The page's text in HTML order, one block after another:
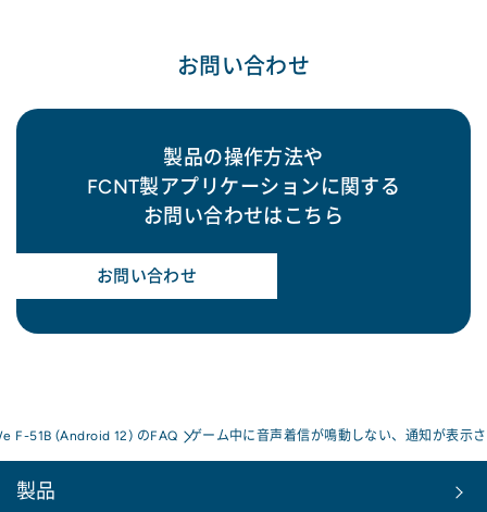
お問い合わせ
製品の操作方法や
FCNT製アプリケーションに関する
お問い合わせはこちら
お問い合わせ
F-51B (Android 12) のFAQ ゲーム中に音声着信が鳴動しない、通知が表示
製品